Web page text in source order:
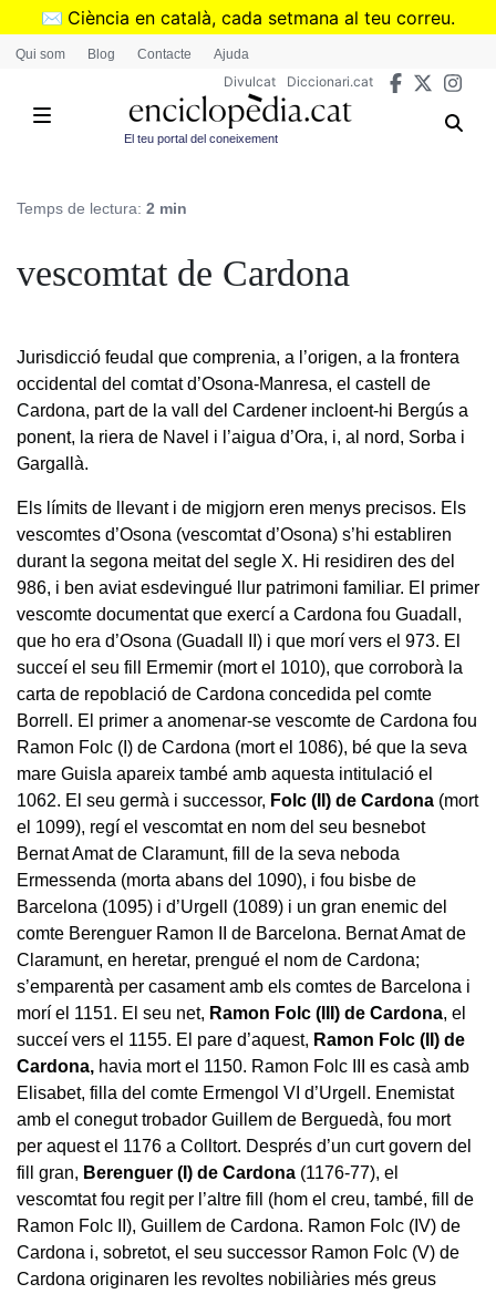
Vés
✉️ Ciència en català, cada setmana al teu correu.
➜Subscriu-te al butlletí de Divulcat
Qui som Blog Contacte Ajuda
Divulcat Diccionari.cat
El teu portal del coneixement
Temps de lectura: 2 min
vescomtat de Cardona
Jurisdicció feudal que comprenia, a l’origen, a la frontera
occidental del comtat d’Osona-Manresa, el castell de
Cardona, part de la vall del Cardener incloent-hi Bergús a
ponent, la riera de Navel i l’aigua d’Ora, i, al nord, Sorba i
Gargallà.
Els límits de llevant i de migjorn eren menys precisos. Els
vescomtes d’Osona (vescomtat d’Osona) s’hi establiren
durant la segona meitat del segle X. Hi residiren des del
986, i ben aviat esdevingué llur patrimoni familiar. El primer
vescomte documentat que exercí a Cardona fou Guadall,
que ho era d’Osona (Guadall II) i que morí vers el 973. El
succeí el seu fill Ermemir (mort el 1010), que corroborà la
carta de repoblació de Cardona concedida pel comte
Borrell. El primer a anomenar-se vescomte de Cardona fou
Ramon Folc (I) de Cardona (mort el 1086), bé que la seva
mare Guisla apareix també amb aquesta intitulació el
1062. El seu germà i successor, Folc (II) de Cardona (mort
el 1099), regí el vescomtat en nom del seu besnebot
Bernat Amat de Claramunt, fill de la seva neboda
Ermessenda (morta abans del 1090), i fou bisbe de
Barcelona (1095) i d’Urgell (1089) i un gran enemic del
comte Berenguer Ramon II de Barcelona. Bernat Amat de
Claramunt, en heretar, prengué el nom de Cardona;
s’emparentà per casament amb els comtes de Barcelona i
morí el 1151. El seu net, Ramon Folc (III) de Cardona, el
succeí vers el 1155. El pare d’aquest, Ramon Folc (II) de
Cardona, havia mort el 1150. Ramon Folc III es casà amb
Elisabet, filla del comte Ermengol VI d’Urgell. Enemistat
amb el conegut trobador Guillem de Berguedà, fou mort
per aquest el 1176 a Colltort. Després d’un curt govern del
fill gran, Berenguer (I) de Cardona (1176-77), el
vescomtat fou regit per l’altre fill (hom el creu, també, fill de
Ramon Folc II), Guillem de Cardona. Ramon Folc (IV) de
Cardona i, sobretot, el seu successor Ramon Folc (V) de
Cardona originaren les revoltes nobiliàries més greus